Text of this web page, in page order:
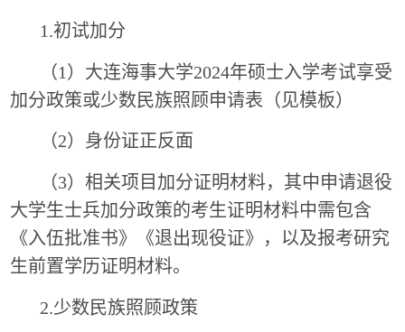
1.初试加分
（1）大连海事大学2024年硕士入学考试享受
加分政策或少数民族照顾申请表（见模板）
（2）身份证正反面
（3）相关项目加分证明材料，其中申请退役
大学生士兵加分政策的考生证明材料中需包含
《入伍批准书》
《退出现役证》，以及报考研究
生前置学历证明材料。
2.少数民族照顾政策